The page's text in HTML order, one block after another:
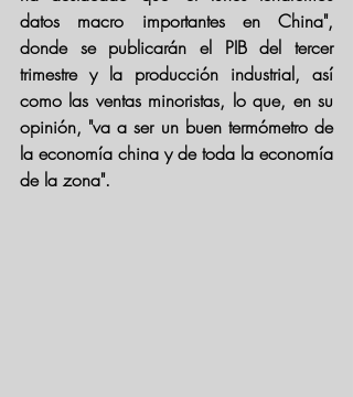
datos macro importantes en China",
donde se publicarán el PIB del tercer
trimestre y la producción industrial, así
como las ventas minoristas, lo que, en su
opinión, "va a ser un buen termómetro de
la economía china y de toda la economía
de la zona".